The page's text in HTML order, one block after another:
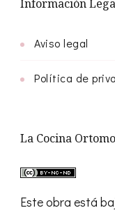
Información
Aviso legal
Política de
La Cocina
Este obra está